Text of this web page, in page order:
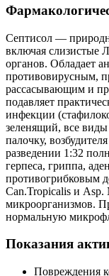
Септисол —
включая слизистые
органов. Обладает
противовирусным,
рассасывающим и
подавляет
инфекции
зеленящий, все
палочку,
разведении 1:32
герпеса, гриппа,
противогрибковым
Can.Tropicalis и Asp.
микроорганизмов.
нормальную
Показания
Повреждения